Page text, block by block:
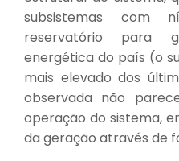
subsistemas com
reservatório para
energética do país (o
mais elevado dos
observada não
operação do sistema,
da geração através de